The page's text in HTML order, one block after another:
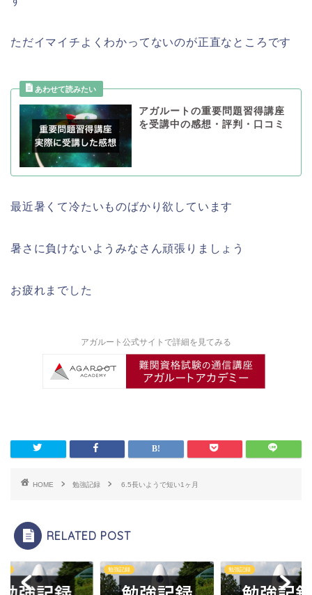
ただイマイチよくわかってないのが正直なところです
アガルートの重要問題習得講座
を受講中の感想・評判・口コミ
最近暑くて冷たいものばかり欲しています
暑さに負けないようみなさん頑張りましょう
お疲れまでした
アガルート公式サイトで詳細を見てみる
HOME 勉強記録 6.5長いようで短い1ヶ月
RELATED POST
勉強記録 勉強記録